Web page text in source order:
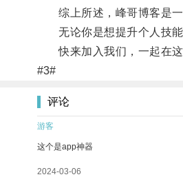
综上所述，峰哥博客是一
无论你是想提升个人技能
快来加入我们，一起在这
#3#
评论
游客
这个是app神器
2024-03-06